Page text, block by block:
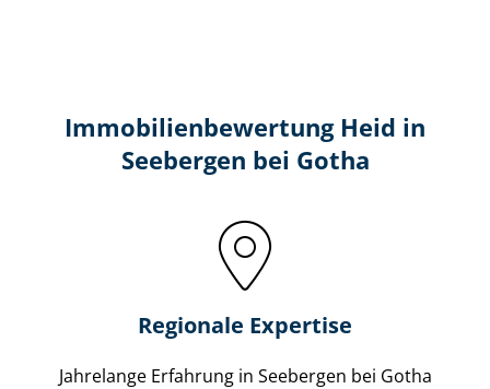
Immobilien­bewertung Heid in
Seebergen bei Gotha
Regionale Expertise
Jahrelange Erfahrung in Seebergen bei Gotha